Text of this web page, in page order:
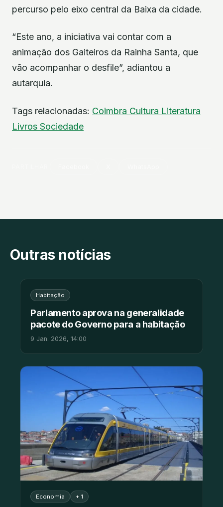
percurso pelo eixo central da Baixa da cidade.
“Este ano, a iniciativa vai contar com a
animação dos Gaiteiros da Rainha Santa, que
vão acompanhar o desfile”, adiantou a
autarquia.
Tags relacionadas: Coimbra Cultura Literatura
Livros Sociedade
Outras notícias
Habitação
Parlamento aprova na generalidade
pacote do Governo para a habitação
9 Jan. 2026, 14:00
Economia + 1